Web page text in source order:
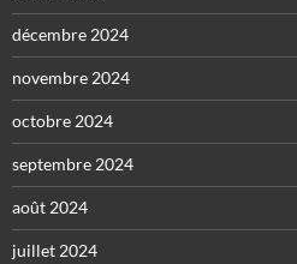
décembre 2024
novembre 2024
octobre 2024
septembre 2024
août 2024
juillet 2024